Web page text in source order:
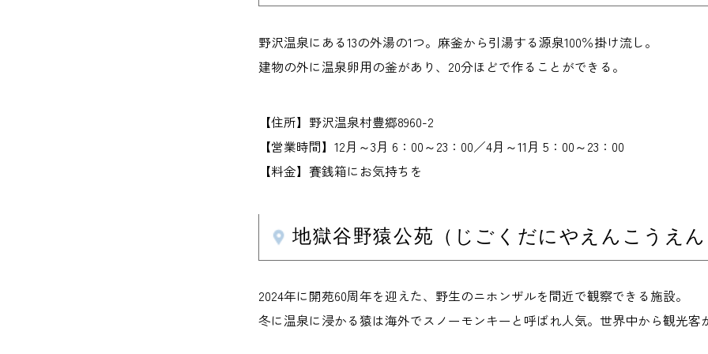
野沢温泉にある13の外湯の1つ。麻釜から引湯する源泉100％掛け流し。
建物の外に温泉卵用の釜があり、20分ほどで作ることができる。
【住所】野沢温泉村豊郷8960-2
【営業時間】12月～3月 6：00～23：00／4月～11月 5：00～23：00
【料金】賽銭箱にお気持ちを
地獄谷野猿公苑（じごくだにやえんこうえん
2024年に開苑60周年を迎えた、野生のニホンザルを間近で観察できる施設。
冬に温泉に浸かる猿は海外でスノーモンキーと呼ばれ人気。世界中から観光客